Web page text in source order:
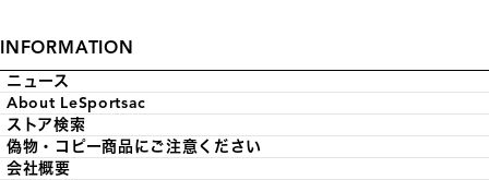
INFORMATION
ニュース
About LeSportsac
ストア検索
偽物・コピー商品にご注意ください
会社概要